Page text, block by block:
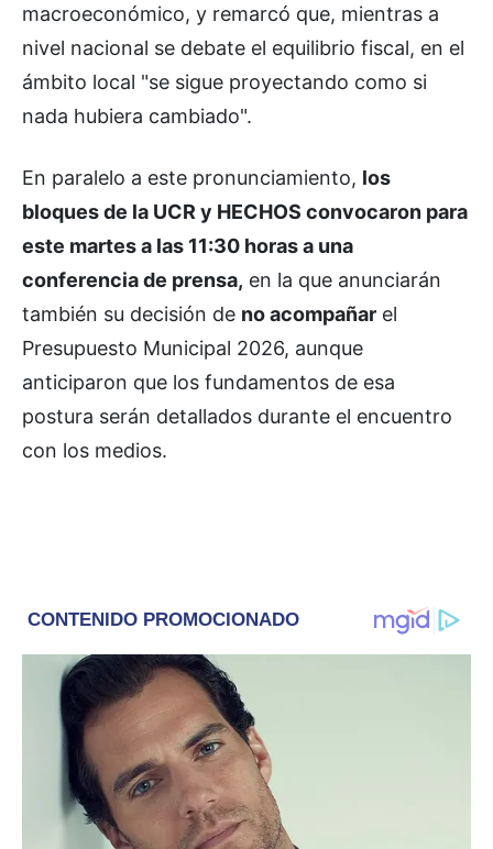
macroeconómico, y remarcó que, mientras a
nivel nacional se debate el equilibrio fiscal, en el
ámbito local "se sigue proyectando como si
nada hubiera cambiado".
En paralelo a este pronunciamiento, los
bloques de la UCR y HECHOS convocaron para
este martes a las 11:30 horas a una
conferencia de prensa, en la que anunciarán
también su decisión de no acompañar el
Presupuesto Municipal 2026, aunque
anticiparon que los fundamentos de esa
postura serán detallados durante el encuentro
con los medios.